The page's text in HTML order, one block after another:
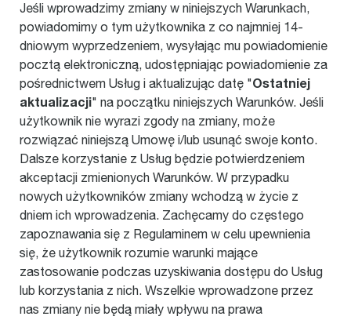
Jeśli wprowadzimy zmiany w niniejszych Warunkach,
powiadomimy o tym użytkownika z co najmniej 14-
dniowym wyprzedzeniem, wysyłając mu powiadomienie
pocztą elektroniczną, udostępniając powiadomienie za
pośrednictwem Usług i aktualizując datę "Ostatniej
aktualizacji" na początku niniejszych Warunków. Jeśli
użytkownik nie wyrazi zgody na zmiany, może
rozwiązać niniejszą Umowę i/lub usunąć swoje konto.
Dalsze korzystanie z Usług będzie potwierdzeniem
akceptacji zmienionych Warunków. W przypadku
nowych użytkowników zmiany wchodzą w życie z
dniem ich wprowadzenia. Zachęcamy do częstego
zapoznawania się z Regulaminem w celu upewnienia
się, że użytkownik rozumie warunki mające
zastosowanie podczas uzyskiwania dostępu do Usług
lub korzystania z nich. Wszelkie wprowadzone przez
nas zmiany nie będą miały wpływu na prawa